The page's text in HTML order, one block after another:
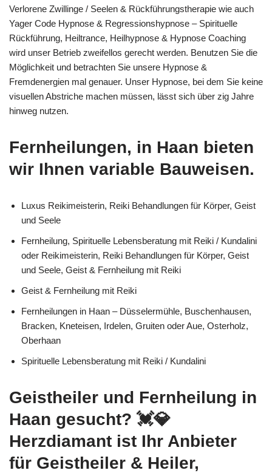
Verlorene Zwillinge / Seelen & Rückführungstherapie wie auch
Yager Code Hypnose & Regressionshypnose – Spirituelle
Rückführung, Heiltrance, Heilhypnose & Hypnose Coaching
wird unser Betrieb zweifellos gerecht werden. Benutzen Sie die
Möglichkeit und betrachten Sie unsere Hypnose &
Fremdenergien mal genauer. Unser Hypnose, bei dem Sie keine
visuellen Abstriche machen müssen, lässt sich über zig Jahre
hinweg nutzen.
Fernheilungen, in Haan bieten
wir Ihnen variable Bauweisen.
Luxus Reikimeisterin, Reiki Behandlungen für Körper, Geist
und Seele
Fernheilung, Spirituelle Lebensberatung mit Reiki / Kundalini
oder Reikimeisterin, Reiki Behandlungen für Körper, Geist
und Seele, Geist & Fernheilung mit Reiki
Geist & Fernheilung mit Reiki
Fernheilungen in Haan – Düsselermühle, Buschenhausen,
Bracken, Kneteisen, Irdelen, Gruiten oder Aue, Osterholz,
Oberhaan
Spirituelle Lebensberatung mit Reiki / Kundalini
Geistheiler und Fernheilung in
Haan gesucht? 💓️💎
Herzdiamant ist Ihr Anbieter
für Geistheiler & Heiler,